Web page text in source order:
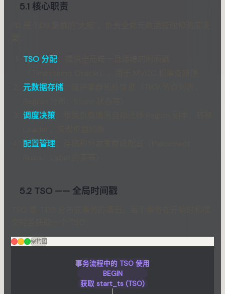
5.1 核心职责
TSO 分配：提供全局唯一且递增的时间戳
元数据存储：维护集群拓扑信息（TiKV 节点列表、
调度决策：根据负载情况自动迁移 Region 副本、转移
配置管理
5.2 TSO —— 全局时间戳
架构图
事务流程中的 TSO 使用
BEGIN
获取 start_ts (TSO)